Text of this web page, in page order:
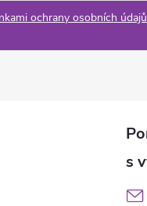
ochrany osobních údajů